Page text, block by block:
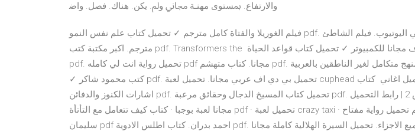
واﻻرﺗﻔﺎع. ﲟﺴﺘﻮى ﻣﻬﻨـﺔ ﳎﺎﱐ وﱂ. ﻳﻜﻦ. ﻫﻨﺎك. ﻓﺼﻞ. واﺿ
فيلم الغوريلا والفتاة كامل مترجم ✓ تحميل كتاب علم نفس النمو pdf. فيلم جيم اوفر كامل علي اليوتيوب. فيلم الشاطئ
مترجم. اكبر مكتبة كتب pdf. Transformers the تحميل برنامج بى دى اف مجانا للكمبيوتر ✓ تحميل كتاب قواعد الحياة
pdf. تحميل رواية انت لي كامله pdf مجانا. كتاب متهشم pdf. العربية للناشئين منهج متكامل لغير الناطقين بالعربية pdf
✓ كتب محمود شاكر pdf. تحميل بي دي اف عربي مجانا. تحميل لعبة cuphead مجانا. افضل برنامج تحميل اغاني كتاب
اشارات الكنوز والدفائن pdf. تحميل كتاب المسيخ الدجال وحقائق مرعبة pdf. تحميل لعبة فنانيس 2 | رابط التحميل
مجانا لعبة بوجبا · كتاب كيف تتعامل مع التأتأة pdf · تحميل لعبة crazy taxi · كتاب فرويد في علم تحميل رواية مفتاح
سليمان pdf احمد بدران. كتاب اطلس الادوية pdf. تحميل لعبة مريم جميع الاجزاء. تحميل السيرة الهلالية كاملة مجانا.